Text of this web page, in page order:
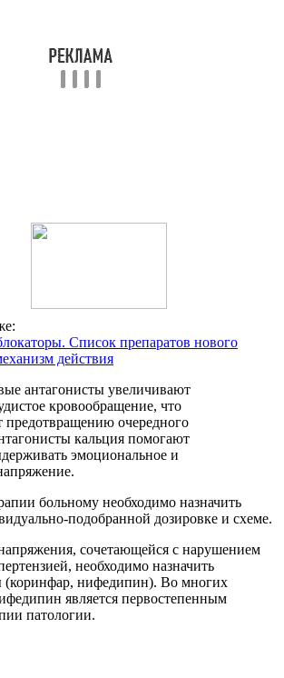
Список препаратов нового
действия
антагонисты увеличивают
кровообращение, что
предотвращению очередного
кальция помогают
эмоциональное и
больному необходимо назначить
подобранной дозировке и схеме.
сочетающейся с нарушением
необходимо назначить
(коринфар, нифедипин). Во многих
является первостепенным
патологии.